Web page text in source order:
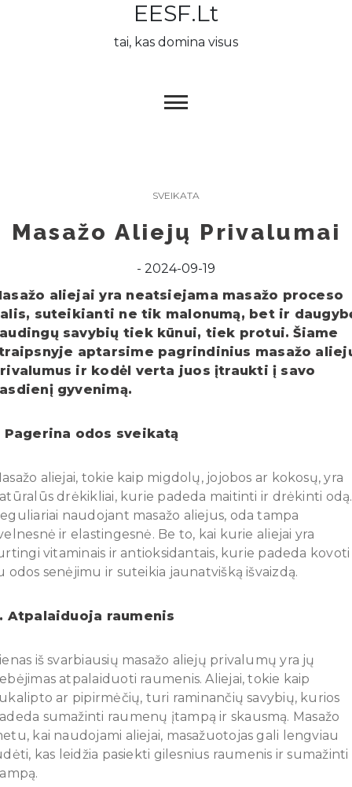
EESF.lt
tai, kas domina visus
SVEIKATA
Masažo Aliejų Privalumai
2024-09-19
aliejai yra neatsiejama masažo proceso
suteikianti ne tik malonumą, bet ir
savybių tiek kūnui, tiek protui. Šiame
aptarsime pagrindinius masažo
ir kodėl verta juos įtraukti į savo
gyvenimą.
Pagerina odos sveikatą
aliejai, tokie kaip migdolų, jojobos ar kokosų, yra
drėkikliai, kurie padeda maitinti ir drėkinti odą.
naudojant masažo aliejus, oda tampa
ir elastingesnė. Be to, kai kurie aliejai yra
vitaminais ir antioksidantais, kurie padeda kovoti
odos senėjimu ir suteikia jaunatvišką išvaizdą.
Atpalaiduoja raumenis
iš svarbiausių masažo aliejų privalumų yra jų
atpalaiduoti raumenis. Aliejai, tokie kaip
ar pipirmėčių, turi raminančių savybių, kurios
sumažinti raumenų įtampą ir skausmą. Masažo
kai naudojami aliejai, masažuotojas gali lengviau
kas leidžia pasiekti gilesnius raumenis ir sumažinti